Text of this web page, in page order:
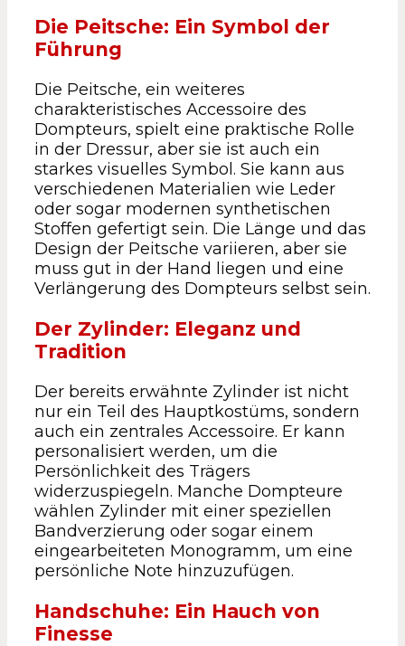
Die Peitsche: Ein Symbol der
Führung
Die Peitsche, ein weiteres
charakteristisches Accessoire des
Dompteurs, spielt eine praktische Rolle
in der Dressur, aber sie ist auch ein
starkes visuelles Symbol. Sie kann aus
verschiedenen Materialien wie Leder
oder sogar modernen synthetischen
Stoffen gefertigt sein. Die Länge und das
Design der Peitsche variieren, aber sie
muss gut in der Hand liegen und eine
Verlängerung des Dompteurs selbst sein.
Der Zylinder: Eleganz und
Tradition
Der bereits erwähnte Zylinder ist nicht
nur ein Teil des Hauptkostüms, sondern
auch ein zentrales Accessoire. Er kann
personalisiert werden, um die
Persönlichkeit des Trägers
widerzuspiegeln. Manche Dompteure
wählen Zylinder mit einer speziellen
Bandverzierung oder sogar einem
eingearbeiteten Monogramm, um eine
persönliche Note hinzuzufügen.
Handschuhe: Ein Hauch von
Finesse